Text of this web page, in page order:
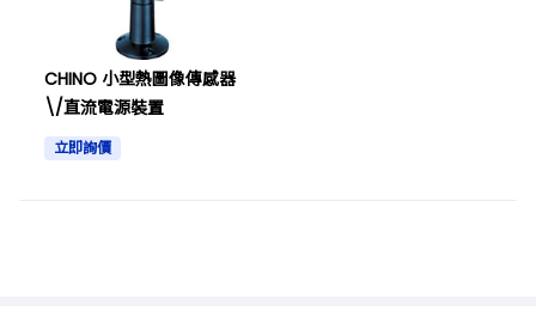
CHINO 小型熱圖像傳感器
\/直流電源裝置
立即詢價